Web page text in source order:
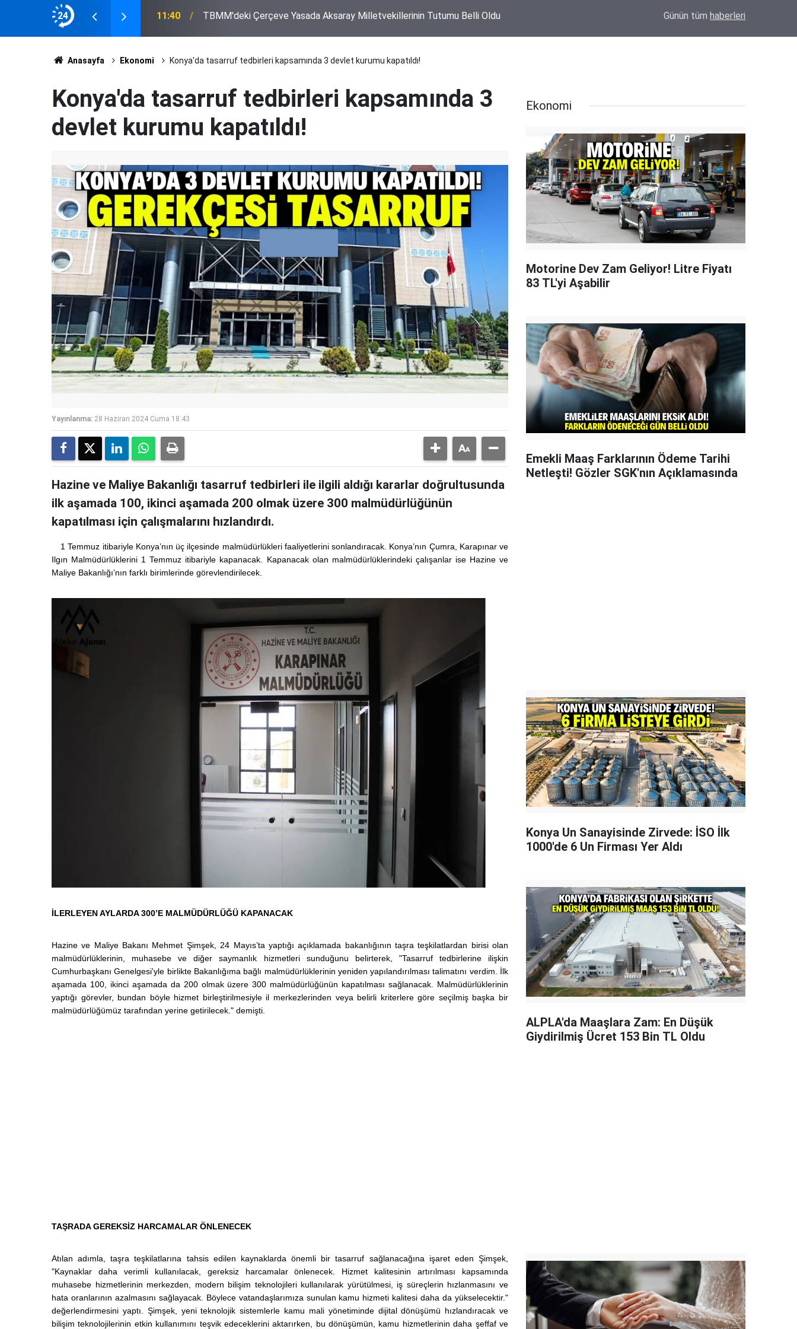
24
Tutumu Belli Oldu 11:33 Eskil'de Tosun Yaylası Yol Ayrımında Traktör ile Otomobil Çarpıştı Günün tüm haberleri
Anasayfa Ekonomi Konya'da tasarruf tedbirleri kapsamında 3 devlet kurumu kapatıldı!
Konya'da tasarruf tedbirleri kapsamında 3
devlet kurumu kapatıldı!
Yayınlanma: 28 Haziran 2024 Cuma 18:43
Hazine ve Maliye Bakanlığı tasarruf tedbirleri ile ilgili aldığı kararlar doğrultusunda
ilk aşamada 100, ikinci aşamada 200 olmak üzere 300 malmüdürlüğünün
kapatılması için çalışmalarını hızlandırdı.
1 Temmuz itibariyle Konya’nın üç ilçesinde malmüdürlükleri faaliyetlerini sonlandıracak. Konya’nın Çumra, Karapınar ve
Ilgın Malmüdürlüklerini 1 Temmuz itibariyle kapanacak. Kapanacak olan malmüdürlüklerindeki çalışanlar ise Hazine ve
Maliye Bakanlığı’nın farklı birimlerinde görevlendirilecek.
İLERLEYEN AYLARDA 300’E MALMÜDÜRLÜĞÜ KAPANACAK
Hazine ve Maliye Bakanı Mehmet Şimşek, 24 Mayıs’ta yaptığı açıklamada bakanlığının taşra teşkilatlardan birisi olan
malmüdürlüklerinin, muhasebe ve diğer saymanlık hizmetleri sunduğunu belirterek, "Tasarruf tedbirlerine ilişkin
Cumhurbaşkanı Genelgesi'yle birlikte Bakanlığıma bağlı malmüdürlüklerinin yeniden yapılandırılması talimatını verdim. İlk
aşamada 100, ikinci aşamada da 200 olmak üzere 300 malmüdürlüğünün kapatılması sağlanacak. Malmüdürlüklerinin
yaptığı görevler, bundan böyle hizmet birleştirilmesiyle il merkezlerinden veya belirli kriterlere göre seçilmiş başka bir
malmüdürlüğümüz tarafından yerine getirilecek." demişti.
TAŞRADA GEREKSİZ HARCAMALAR ÖNLENECEK
Atılan adımla, taşra teşkilatlarına tahsis edilen kaynaklarda önemli bir tasarruf sağlanacağına işaret eden Şimşek,
"Kaynaklar daha verimli kullanılacak, gereksiz harcamalar önlenecek. Hizmet kalitesinin artırılması kapsamında
muhasebe hizmetlerinin merkezden, modern bilişim teknolojileri kullanılarak yürütülmesi, iş süreçlerin hızlanmasını ve
hata oranlarının azalmasını sağlayacak. Böylece vatandaşlarımıza sunulan kamu hizmeti kalitesi daha da yükselecektir."
değerlendirmesini yaptı. Şimşek, yeni teknolojik sistemlerle kamu mali yönetiminde dijital dönüşümü hızlandıracak ve
bilişim teknolojilerinin etkin kullanımını teşvik edeceklerini aktarırken, bu dönüşümün, kamu hizmetlerinin daha şeffaf ve
Ekonomi
Motorine Dev Zam Geliyor! Litre Fiyatı
83 TL'yi Aşabilir
Emekli Maaş Farklarının Ödeme Tarihi
Netleşti! Gözler SGK'nın Açıklamasında
Konya Un Sanayisinde Zirvede: İSO İlk
1000'de 6 Un Firması Yer Aldı
ALPLA'da Maaşlara Zam: En Düşük
Giydirilmiş Ücret 153 Bin TL Oldu